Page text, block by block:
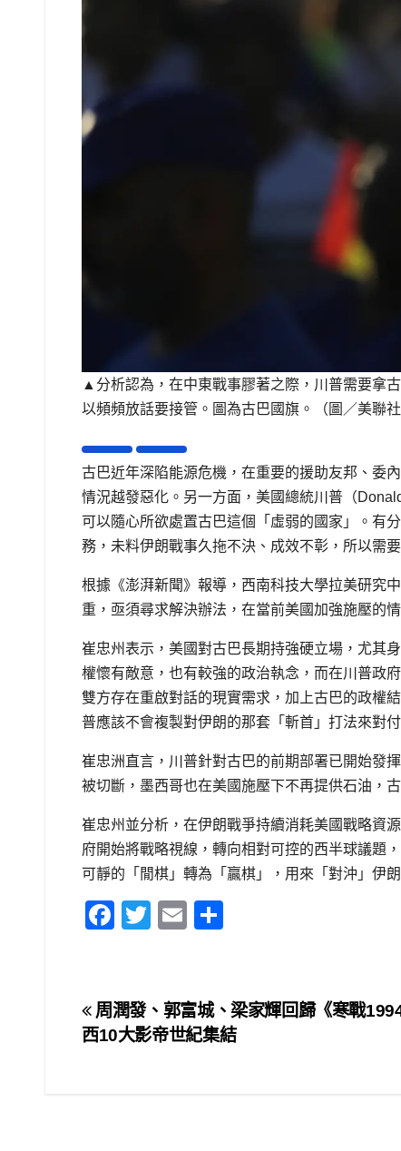
▲分析認為，在中東戰事膠著之際，川普需要拿
以頻頻放話要接管。圖為古巴國旗。（圖／美聯社
古巴近年深陷能源危機，在重要的援助友邦、委
情況越發惡化。另一方面，美國總統川普（
可以隨心所欲處置古巴這個「虛弱的國家」。有
務，未料伊朗戰事久拖不決、成效不彰，所以需
根據《澎湃新聞》報導，西南科技大學拉美研究
重，亟須尋求解決辦法，在當前美國加強施壓的
崔忠州表示，美國對古巴長期持強硬立場，尤其
權懷有敵意，也有較強的政治執念，而在川普政
雙方存在重啟對話的現實需求，加上古巴的政權
普應該不會複製對伊朗的那套「斬首」打法來對
崔忠洲直言，川普針對古巴的前期部署已開始發
被切斷，墨西哥也在美國施壓下不再提供石油，
崔忠州並分析，在伊朗戰爭持續消耗美國戰略資
府開始將戰略視線，轉向相對可控的西半球議題
可靜的「閒棋」轉為「贏棋」，用來「對沖」伊
F
e
b
T
er
E
e
文
章
周潤發、郭富城、梁家輝回歸《寒戰
西10大影帝世紀集結